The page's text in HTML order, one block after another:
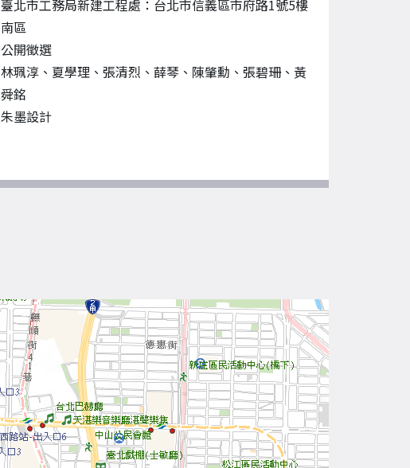
臺北市工務局新建工程處：台北市信義區市府路1號5樓
南區
公開徵選
林珮淳、夏學理、張清烈、薛琴、陳肇勳、張碧珊、黃
舜銘
朱墨設計